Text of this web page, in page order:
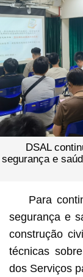
DSAL
segurança e
Para
segurança e
construção
técnicas
dos Serviços